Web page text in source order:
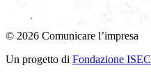
© 2026 Comunicare l’impresa
Un progetto di Fondazione ISEC